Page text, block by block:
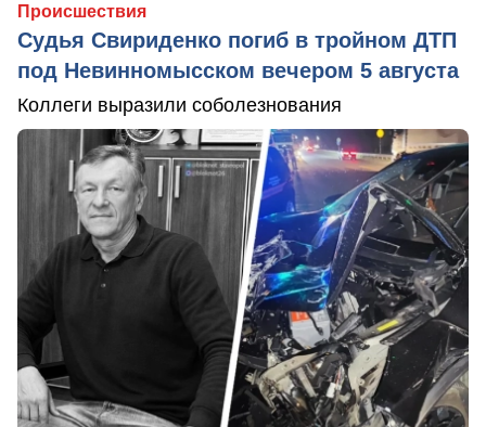
Происшествия
Судья Свириденко погиб в тройном ДТП
под Невинномысском вечером 5 августа
Коллеги выразили соболезнования